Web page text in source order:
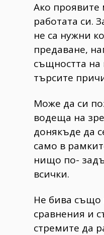
Ако проявите
работата си.
не са нужни
предаване,
същността на
търсите
Може да си
водеща на
донякъде да
само в
нищо по-
всички.
Не бива също
сравнения и
стремите да